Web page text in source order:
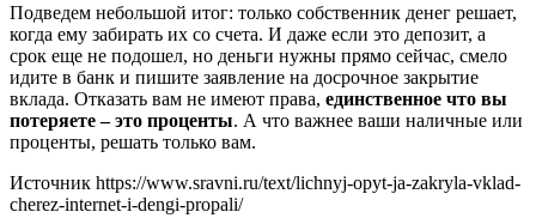
Подведем небольшой итог: только собственник денег решает,
когда ему забирать их со счета. И даже если это депозит, а
срок еще не подошел, но деньги нужны прямо сейчас, смело
идите в банк и пишите заявление на досрочное закрытие
вклада. Отказать вам не имеют права, единственное что вы
потеряете – это проценты. А что важнее ваши наличные или
проценты, решать только вам.
Источник https://www.sravni.ru/text/lichnyj-opyt-ja-zakryla-vklad-
cherez-internet-i-dengi-propali/